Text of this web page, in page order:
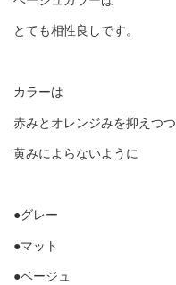
とても相性良しです。
カラーは
赤みとオレンジみを抑えつつ
黄みによらないように
●グレー
●マット
●ベージュ